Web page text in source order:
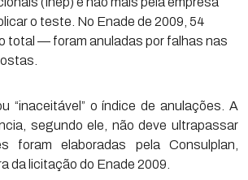
o teste. No Enade de 2009, 54
total — foram anuladas por falhas nas
“inaceitável” o índice de anulações. A
segundo ele, não deve ultrapassar
foram elaboradas pela Consulplan,
da licitação do Enade 2009.